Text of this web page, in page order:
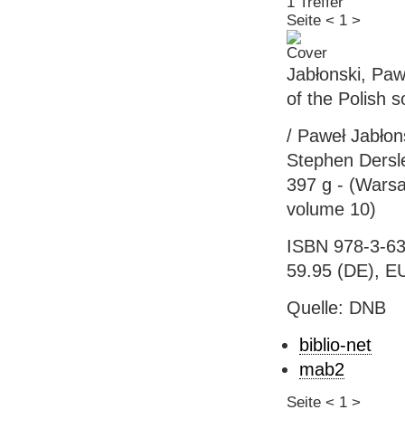
Seite < 1 >
Jabłonski,
of the Polish
/ Paweł
Stephen
397 g -
volume 10)
ISBN 978-3-
59.95 (DE),
Quelle: DNB
biblio-net
mab2
Seite < 1 >